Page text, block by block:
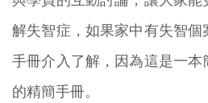
解失智症，如果家中有失智
手冊介入了解，因為這是一本
的精簡手冊。